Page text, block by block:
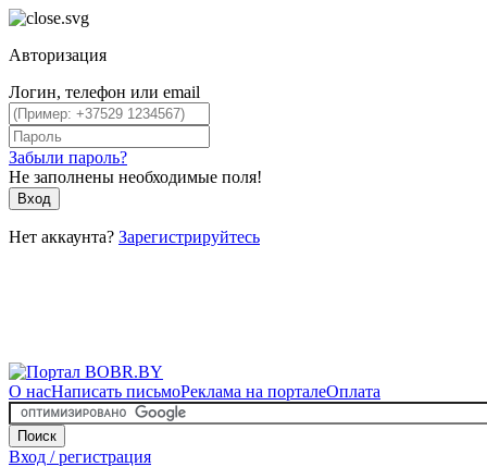
Авторизация
Логин, телефон или email
Забыли пароль?
Не заполнены необходимые поля!
Вход
Нет аккаунта? Зарегистрируйтесь
О насНаписать письмоРеклама на порталеОплата
Поиск
Вход / регистрация